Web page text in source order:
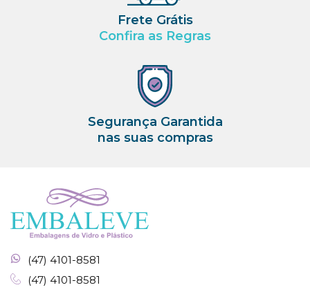
Frete Grátis
Confira as Regras
Segurança Garantida
nas suas compras
(47) 4101-8581
(47) 4101-8581